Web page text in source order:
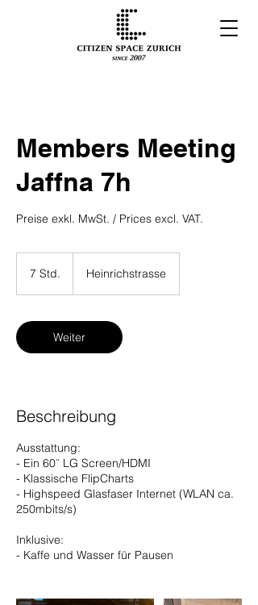
Members Meeting
Jaffna 7h
Preise exkl. MwSt. / Prices excl. VAT.
7 Std.
d
.
Heinrichstrasse
Weiter
Beschreibung
Ausstattung:
- Ein 60¨ LG Screen/HDMI
- Klassische FlipCharts
- Highspeed Glasfaser Internet (WLAN ca.
250mbits/s)
Inklusive:
- Kaffe und Wasser für Pausen